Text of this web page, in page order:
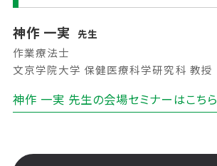
神作 一実 先生
作業療法士
文京学院大学 保健医療科学研究科 教授
神作 一実 先生の会場セミナーはこちら